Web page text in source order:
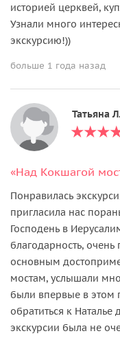
историей церквей,
Узнали много
экскурсию!))
больше 1 года назад
Татьяна Л.
«Над Кокшагой
Понравилась
пригласила нас
Господень в
благодарность,
основным
мостам, услышали
были впервые в этом
обратиться к
экскурсии была не